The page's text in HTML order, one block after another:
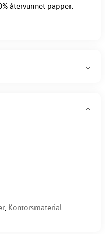
återvunnet papper.
, Kontorsmaterial